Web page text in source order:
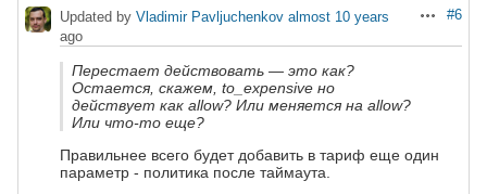
Actions
#6
Updated by Vladimir Pavljuchenkov almost 10 years
ago
Перестает действовать — это как?
Остается, скажем, to_expensive но
действует как allow? Или меняется на allow?
Или что-то еще?
Правильнее всего будет добавить в тариф еще один
параметр - политика после таймаута.